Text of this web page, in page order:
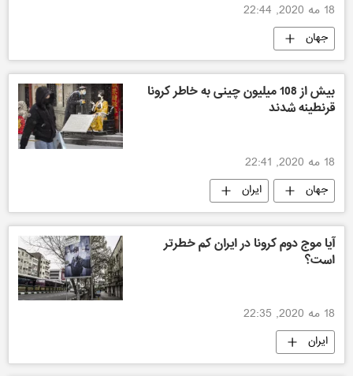
18 مه 2020, 22:44
جهان
بیش از 108 میلیون چینی به خاطر کرونا
قرنطینه شدند
18 مه 2020, 22:41
جهان ایران
آیا موج دوم کرونا در ایران کم خطرتر
است؟
18 مه 2020, 22:35
ایران